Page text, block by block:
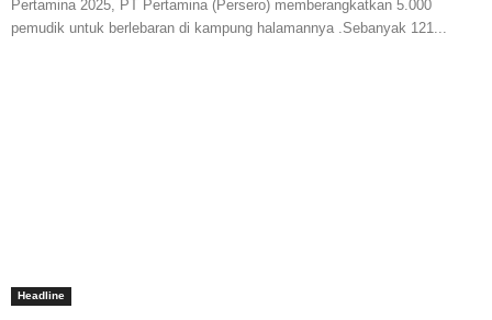
Pertamina 2025, PT Pertamina (Persero) memberangkatkan 5.000
pemudik untuk berlebaran di kampung halamannya .Sebanyak 121...
Headline